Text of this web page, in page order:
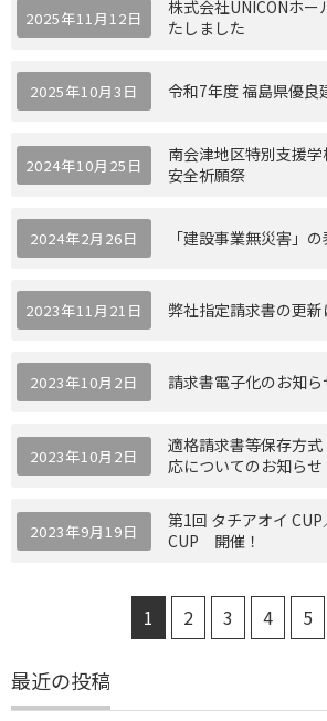
2025年11月12日
株式会社UNICONホー
たしました
2025年10月3日 令和7年度 福島県優良
2024年10月25日
南会津地区特別支援
安全祈願祭
2024年2月26日 「建設事業無災害」
2023年11月21日 弊社指定請求書の更新
2023年10月2日 請求書電子化のお知ら
2023年10月2日
適格請求書等保存方
応についてのお知らせ
2023年9月19日
第1回 タチアオイ
CUP 開催！
1 2 3 4 5
最近の投稿